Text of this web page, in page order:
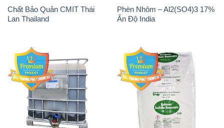
Chất tạo bọt Las P Tico Tank
IBC Bồn Việt Nam
Sodium Benzoate – Mốc Bột
Kalama Food Grade Mỹ Usa